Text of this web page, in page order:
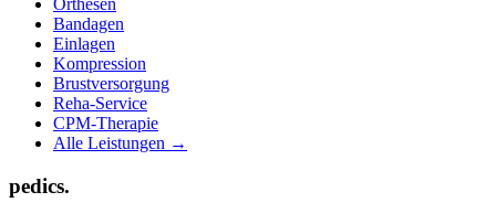
Orthesen
Bandagen
Einlagen
Kompression
Brustversorgung
Reha-Service
CPM-Therapie
Alle Leistungen →
pedics.